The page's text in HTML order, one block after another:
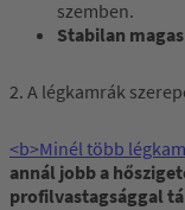
szemben.
Stabilan
2. A légkamrák
<b>Minél több
annál jobb a
profilvastagsággal